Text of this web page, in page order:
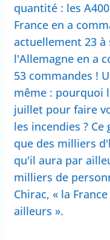
quantité : les
France en a
actuellement 23
l'Allemagne en a
53 commandes !
même : pourquoi
juillet pour faire
les incendies ?
que des milliers
qu'il aura par
milliers de
Chirac, « la
ailleurs ».